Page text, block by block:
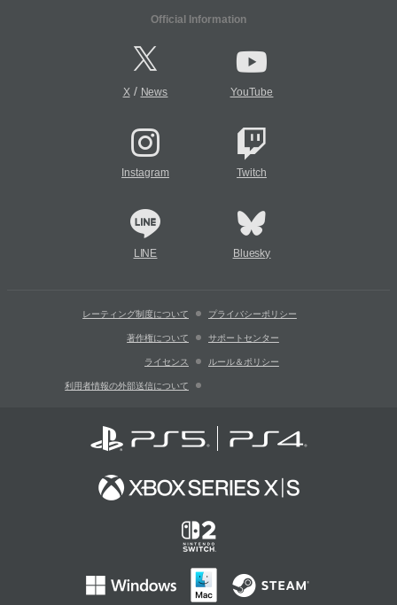
Official Information
X/ News YouTube
Instagram Twitch
LINE Bluesky
レーティング制度について プライバシーポリシー
著作権について サポートセンター
ライセンス ルール＆ポリシー
利用者情報の外部送信について